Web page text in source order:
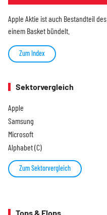
Apple Aktie ist auch Bestandteil des
einem Basket bündelt.
Zum Index
Sektorvergleich
Apple
Samsung
Microsoft
Alphabet (C)
Zum Sektorvergleich
Tops & Flops